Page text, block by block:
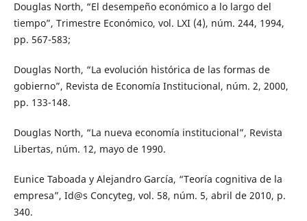
Douglas North, “El desempeño económico a lo largo del
tiempo”, Trimestre Económico, vol. LXI (4), núm. 244, 1994,
pp. 567-583;
Douglas North, “La evolución histórica de las formas de
gobierno”, Revista de Economía Institucional, núm. 2, 2000,
pp. 133-148.
Douglas North, “La nueva economía institucional”, Revista
Libertas, núm. 12, mayo de 1990.
Eunice Taboada y Alejandro García, “Teoría cognitiva de la
empresa”, Id@s Concyteg, vol. 58, núm. 5, abril de 2010, p.
340.